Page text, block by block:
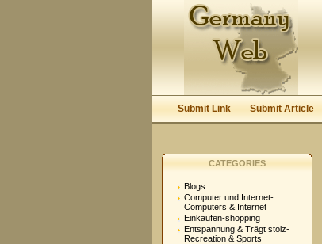
Keep me logged in.
Submit Link Submit Article
CATEGORIES
Blogs
Computer und Internet-
Computers & Internet
Einkaufen-shopping
Entspannung & Trägt stolz-
Recreation & Sports